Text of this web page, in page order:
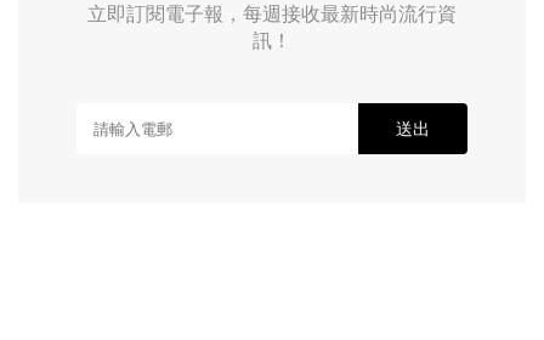
立即訂閱電子報，每週接收最新時尚流行資
訊！
送出